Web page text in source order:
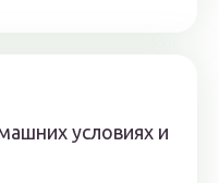
условиях и